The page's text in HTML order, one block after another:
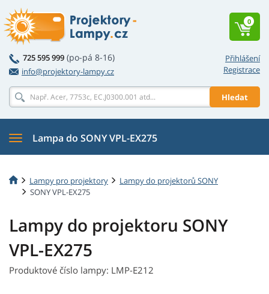
Přihlášení
Registrace
725 595 999 (po-pá 8-16)
info@projektory-lampy.cz
Hledat
0
Lampa do SONY VPL-EX275
Lampy pro projektory
Lampy do projektorů SONY
SONY VPL-EX275
Lampy do projektoru SONY
VPL-EX275
Produktové číslo lampy: LMP-E212